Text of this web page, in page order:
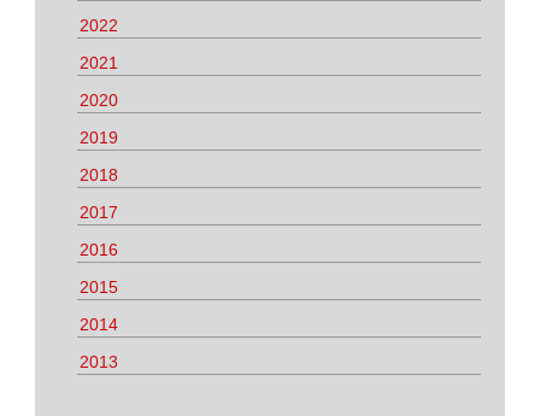
2022
2021
2020
2019
2018
2017
2016
2015
2014
2013